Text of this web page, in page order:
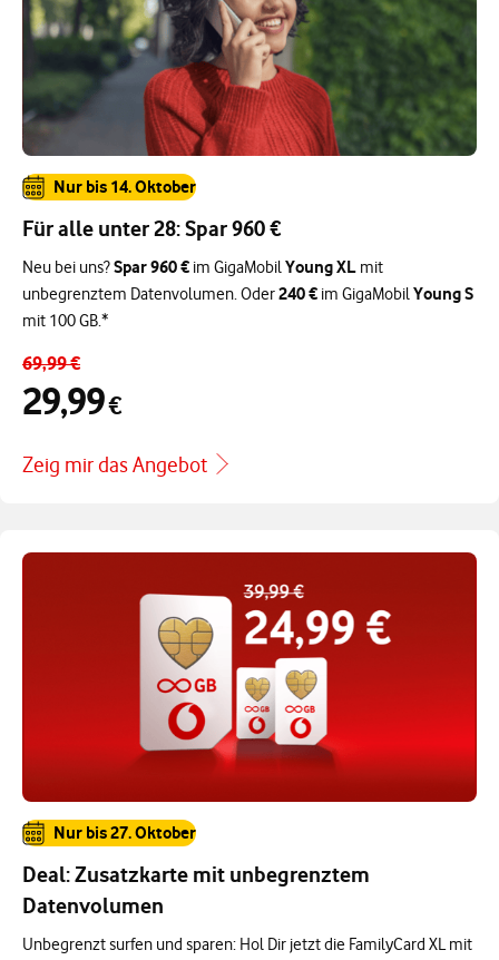
Nur bis 14. Oktober
Für alle unter 28: Spar 960 €
Neu bei uns?Spar 960 € im GigaMobilYoung XL mit
unbegrenztem Datenvolumen. Oder240 € im GigaMobilYoung S
mit 100 GB.*
69,99 €
29,99€
Zeig mir das Angebot
Nur bis 27. Oktober
Deal: Zusatzkarte mit unbegrenztem
Datenvolumen
Unbegrenzt surfen und sparen: Hol Dir jetzt die FamilyCard XL mit